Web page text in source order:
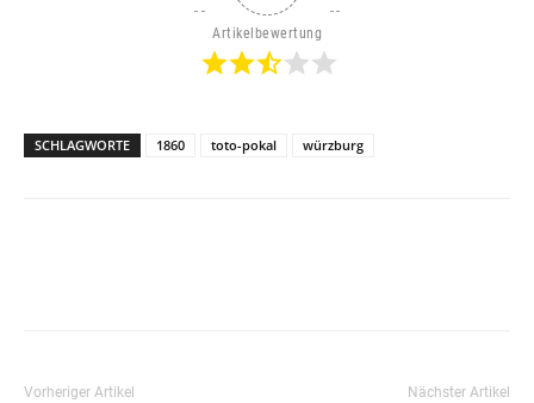
Artikelbewertung
SCHLAGWORTE 1860 toto-pokal würzburg
Vorheriger Artikel Nächster Artikel